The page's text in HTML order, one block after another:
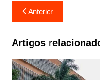
Navegação
de
Post
Anterior
Artigos